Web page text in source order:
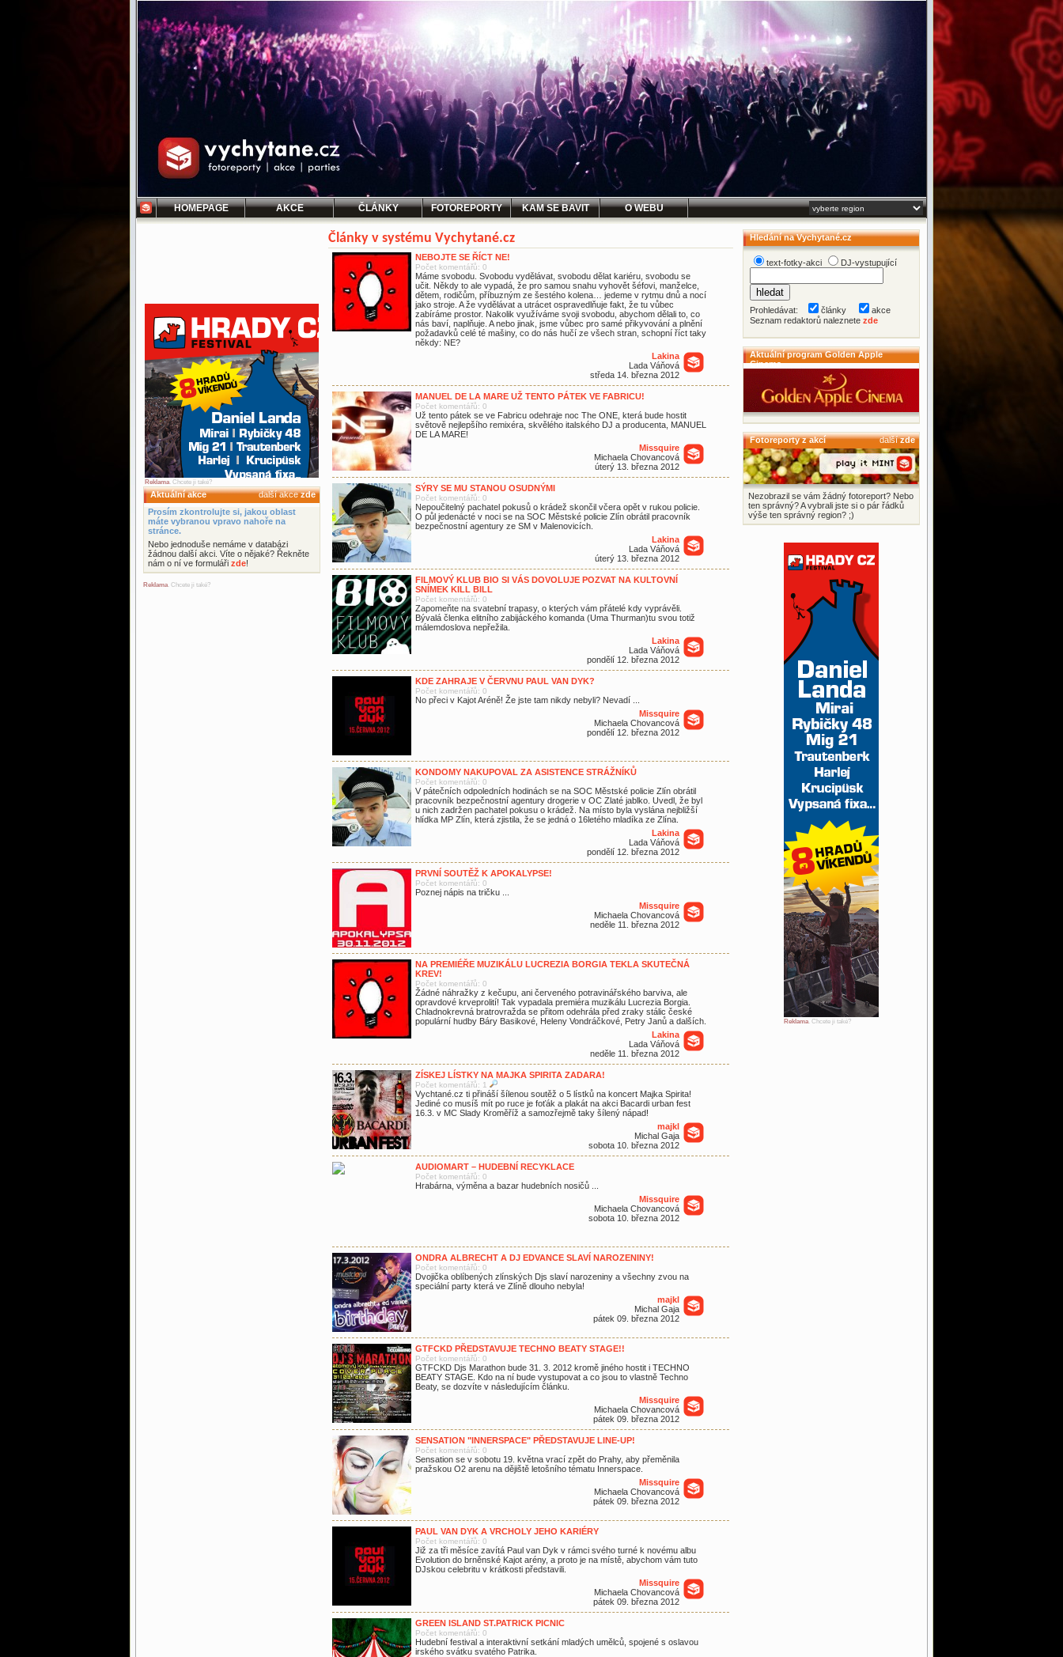
HOMEPAGE AKCE ČLÁNKY FOTOREPORTY KAM SE BAVIT O WEBU
Reklama. Chcete ji také?
Aktuální akce další akcezde
Prosím zkontrolujte si, jakou oblast
máte vybranou vpravo nahoře na
stránce.
Nebo jednoduše nemáme v databázi
žádnou další akci. Víte o nějaké? Řekněte
nám o ní ve formuláři zde!
Reklama. Chcete ji také?
Články v systému Vychytané.cz
NEBOJTE SE ŘÍCT NE!
Počet komentářů: 0
Máme svobodu. Svobodu vydělávat, svobodu dělat kariéru, svobodu se
učit. Někdy to ale vypadá, že pro samou snahu vyhovět šéfovi, manželce,
dětem, rodičům, příbuzným ze šestého kolena… jedeme v rytmu dnů a nocí
jako stroje. A že vydělávat a utrácet ospravedlňuje fakt, že tu vůbec
zabíráme prostor. Nakolik využíváme svoji svobodu, abychom dělali to, co
nás baví, naplňuje. A nebo jinak, jsme vůbec pro samé přikyvování a plnění
požadavků celé té mašiny, co do nás hučí ze všech stran, schopní říct taky
někdy: NE?
Lakina
Lada Váňová
středa 14. března 2012
MANUEL DE LA MARE UŽ TENTO PÁTEK VE FABRICU!
Počet komentářů: 0
Už tento pátek se ve Fabricu odehraje noc The ONE, která bude hostit
světově nejlepšího remixéra, skvělého italského DJ a producenta, MANUEL
DE LA MARE!
Missquire
Michaela Chovancová
úterý 13. března 2012
SÝRY SE MU STANOU OSUDNÝMI
Počet komentářů: 0
Nepoučitelný pachatel pokusů o krádež skončil včera opět v rukou policie.
O půl jedenácté v noci se na SOC Městské policie Zlín obrátil pracovník
bezpečnostní agentury ze SM v Malenovicích.
Lakina
Lada Váňová
úterý 13. března 2012
FILMOVÝ KLUB BIO SI VÁS DOVOLUJE POZVAT NA KULTOVNÍ
SNÍMEK KILL BILL
Počet komentářů: 0
Zapomeňte na svatební trapasy, o kterých vám přátelé kdy vyprávěli.
Bývalá členka elitního zabijáckého komanda (Uma Thurman)tu svou totiž
málemdoslova nepřežila.
Lakina
Lada Váňová
pondělí 12. března 2012
KDE ZAHRAJE V ČERVNU PAUL VAN DYK?
Počet komentářů: 0
No přeci v Kajot Aréně! Že jste tam nikdy nebyli? Nevadí ...
Missquire
Michaela Chovancová
pondělí 12. března 2012
KONDOMY NAKUPOVAL ZA ASISTENCE STRÁŽNÍKŮ
Počet komentářů: 0
V pátečních odpoledních hodinách se na SOC Městské policie Zlín obrátil
pracovník bezpečnostní agentury drogerie v OC Zlaté jablko. Uvedl, že byl
u nich zadržen pachatel pokusu o krádež. Na místo byla vyslána nejbližší
hlídka MP Zlín, která zjistila, že se jedná o 16letého mladíka ze Zlína.
Lakina
Lada Váňová
pondělí 12. března 2012
PRVNÍ SOUTĚŽ K APOKALYPSE!
Počet komentářů: 0
Poznej nápis na tričku ...
Missquire
Michaela Chovancová
neděle 11. března 2012
NA PREMIÉŘE MUZIKÁLU LUCREZIA BORGIA TEKLA SKUTEČNÁ
KREV!
Počet komentářů: 0
Žádné náhražky z kečupu, ani červeného potravinářského barviva, ale
opravdové krveprolití! Tak vypadala premiéra muzikálu Lucrezia Borgia.
Chladnokrevná bratrovražda se přitom odehrála před zraky stálic české
populární hudby Báry Basikové, Heleny Vondráčkové, Petry Janů a dalších.
Lakina
Lada Váňová
neděle 11. března 2012
ZÍSKEJ LÍSTKY NA MAJKA SPIRITA ZADARA!
Počet komentářů: 1
Vychtané.cz ti přináší šílenou soutěž o 5 lístků na koncert Majka Spirita!
Jediné co musíš mít po ruce je foťák a plakát na akci Bacardi urban fest
16.3. v MC Slady Kroměříž a samozřejmě taky šílený nápad!
majkl
Michal Gaja
sobota 10. března 2012
AUDIOMART – HUDEBNÍ RECYKLACE
Počet komentářů: 0
Hrabárna, výměna a bazar hudebních nosičů ...
Missquire
Michaela Chovancová
sobota 10. března 2012
ONDRA ALBRECHT A DJ EDVANCE SLAVÍ NAROZENINY!
Počet komentářů: 0
Dvojička oblíbených zlínských Djs slaví narozeniny a všechny zvou na
speciální party která ve Zlíně dlouho nebyla!
majkl
Michal Gaja
pátek 09. března 2012
GTFCKD PŘEDSTAVUJE TECHNO BEATY STAGE!!
Počet komentářů: 0
GTFCKD Djs Marathon bude 31. 3. 2012 kromě jiného hostit i TECHNO
BEATY STAGE. Kdo na ní bude vystupovat a co jsou to vlastně Techno
Beaty, se dozvíte v následujícím článku.
Missquire
Michaela Chovancová
pátek 09. března 2012
SENSATION "INNERSPACE" PŘEDSTAVUJE LINE-UP!
Počet komentářů: 0
Sensation se v sobotu 19. května vrací zpět do Prahy, aby přeměnila
pražskou O2 arenu na dějiště letošního tématu Innerspace.
Missquire
Michaela Chovancová
pátek 09. března 2012
PAUL VAN DYK A VRCHOLY JEHO KARIÉRY
Počet komentářů: 0
Již za tři měsíce zavítá Paul van Dyk v rámci svého turné k novému albu
Evolution do brněnské Kajot arény, a proto je na místě, abychom vám tuto
DJskou celebritu v krátkosti představili.
Missquire
Michaela Chovancová
pátek 09. března 2012
GREEN ISLAND ST.PATRICK PICNIC
Počet komentářů: 0
Hudební festival a interaktivní setkání mladých umělců, spojené s oslavou
irského svátku svatého Patrika.
Hledání na Vychytané.cz
text-fotky-akci DJ-vystupující
Prohledávat: články
akce
Seznam redaktorů naleznete zde
Aktuální program Golden Apple
Cinema
Fotoreporty z akcí dalšízde
Nezobrazil se vám žádný fotoreport? Nebo
ten správný? A vybrali jste si o pár řádků
výše ten správný region? ;)
Reklama. Chcete ji také?